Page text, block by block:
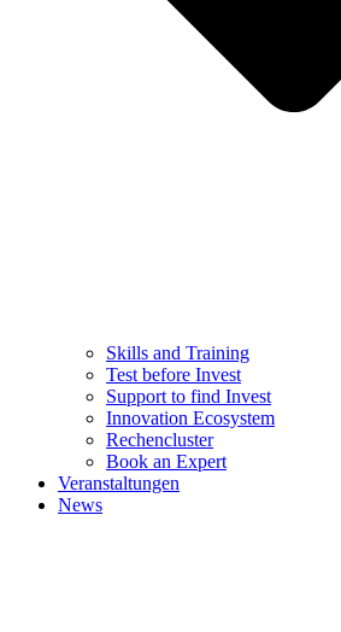
Skills and Training
Test before Invest
Support to find Invest
Innovation Ecosystem
Rechencluster​
Book an Expert
Veranstaltungen
News